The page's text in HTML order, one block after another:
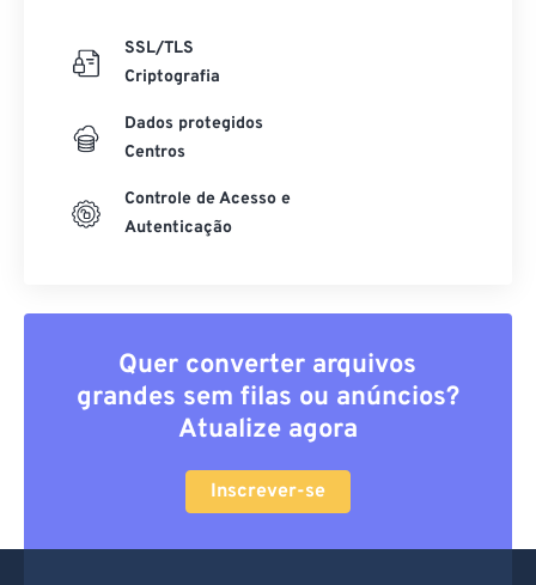
SSL/TLS
Criptografia
Dados protegidos
Centros
Controle de Acesso e
Autenticação
Quer converter arquivos
grandes sem filas ou anúncios?
Atualize agora
Inscrever-se